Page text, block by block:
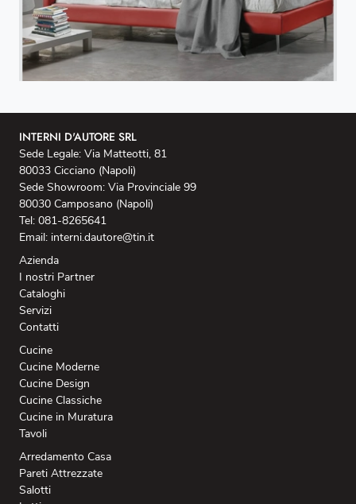
INTERNI D'AUTORE SRL
Sede Legale: Via Matteotti, 81
80033 Cicciano (Napoli)
Sede Showroom: Via Provinciale 99
80030 Camposano (Napoli)
Tel: 081-8265641
Email: interni.dautore@tin.it
Azienda
I nostri Partner
Cataloghi
Servizi
Contatti
Cucine
Cucine Moderne
Cucine Design
Cucine Classiche
Cucine in Muratura
Tavoli
Arredamento Casa
Pareti Attrezzate
Salotti